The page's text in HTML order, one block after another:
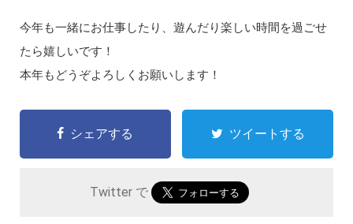
今年も一緒にお仕事したり、遊んだり楽しい時間を過ごせ
たら嬉しいです！
本年もどうぞよろしくお願いします！
シェアする ツイートする
Twitter で